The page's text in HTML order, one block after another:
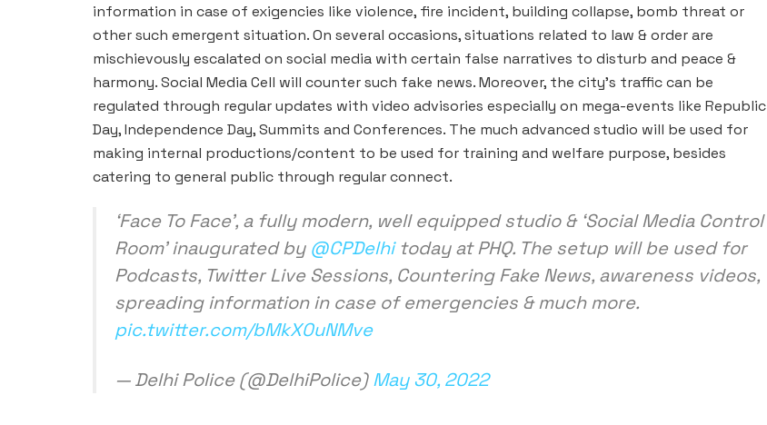
information in case of exigencies like violence, fire incident, building collapse, bomb threat or
other such emergent situation. On several occasions, situations related to law & order are
mischievously escalated on social media with certain false narratives to disturb and peace &
harmony. Social Media Cell will counter such fake news. Moreover, the city’s traffic can be
regulated through regular updates with video advisories especially on mega-events like Republic
Day, Independence Day, Summits and Conferences. The much advanced studio will be used for
making internal productions/content to be used for training and welfare purpose, besides
catering to general public through regular connect.
‘Face To Face’, a fully modern, well equipped studio & ‘Social Media Control
Room’ inaugurated by @CPDelhitoday at PHQ. The setup will be used for
Podcasts, Twitter Live Sessions, Countering Fake News, awareness videos,
spreading information in case of emergencies & much more.
pic.twitter.com/bMkX0uNMve
— Delhi Police (@DelhiPolice)May 30, 2022